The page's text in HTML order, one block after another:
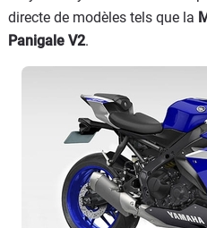
directe de modèles tels que la
Panigale V2.